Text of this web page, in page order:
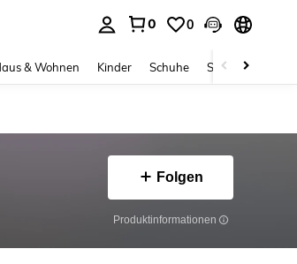
0 0
& Wohnen Kinder Schuhe Schmuck &
Folgen
Produktinformationen